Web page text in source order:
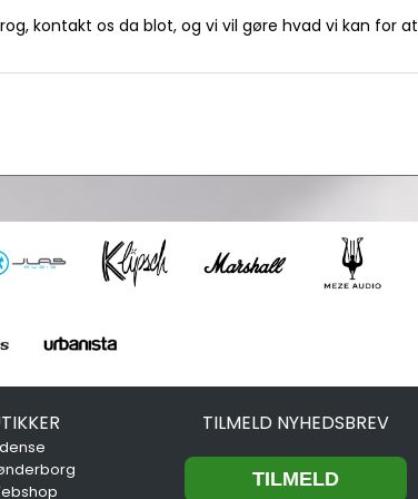
kontakt os da blot, og vi vil gøre hvad vi kan for at
TILMELD NYHEDSBREV